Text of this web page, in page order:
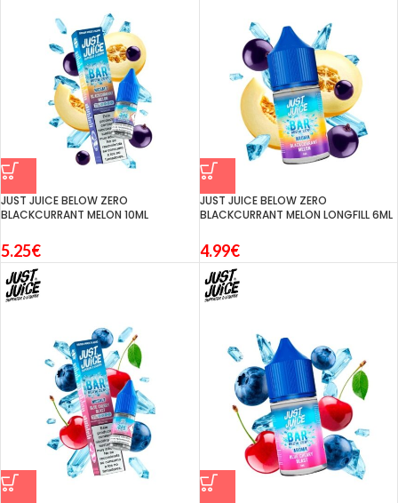
JUST JUICE BELOW ZERO
BLACKCURRANT MELON 10ML
5.25€
JUST JUICE BELOW ZERO
BLACKCURRANT MELON LONGFILL 6ML
4.99€